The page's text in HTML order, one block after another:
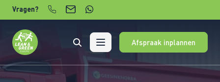
Verder naar content
Vragen?
Afspraak inplannen